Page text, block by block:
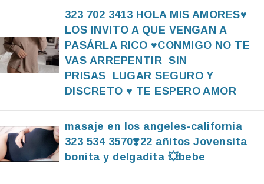
323 702 3413 HOLA MIS AMORES♥️
LOS INVITO A QUE VENGAN A
PASÁRLA RICO ♥️CONMIGO NO TE
VAS ARREPENTIR SIN
PRISAS LUGAR SEGURO Y
DISCRETO ♥️ TE ESPERO AMOR
masaje en los angeles-california
323 534 3570❣️22 añitos Jovensita
bonita y delgadita 💥bebe